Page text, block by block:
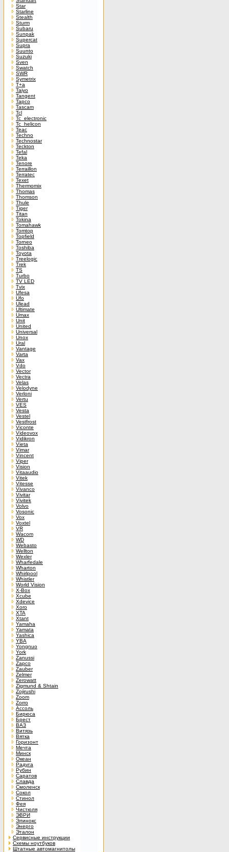
Star
Starline
Stealth
Sturm
Subaru
Sunpak
Supercat
Supra
Suunto
Suzuki
Sven
Swatch
SWR
Symetrix
T+a
Taiyo
Tangent
Tapco
Tascam
Tcl
Tc_electronic
Tc_helicon
Teac
Techno
Technostar
Teckton
Tefal
Teka
Tenore
Terraillon
Terratec
Texet
Thermomix
Thomas
Thomson
Thule
Tiger
Titan
Tokina
Tomahawk
Tomtop
Topfield
Torneo
Toshiba
Toyota
Treelogic
Trek
TS
Turbo
TV LED
Tvix
Ufesa
Ufo
Ulead
Ultimate
Umax
Unit
United
Universal
Unox
Ural
Vantage
Varta
Vax
Vdo
Vector
Vectra
Velas
Velodyne
Verloni
Vertu
VES
Vesta
Vestel
Vestfrost
Viconte
Videovox
Vidikron
Vieta
Vimar
Vincent
Viper
Vision
Vitaaudio
Vitek
Vitesse
Vivanco
Vivitar
Vivitek
Volvo
Vosonic
Vox
Voxtel
VR
Wacom
WD
Webasto
Wellton
Wexler
Wharfedale
Wharton
Whirlpool
Whistler
World Vision
X-Box
Xcube
Xdevice
Xoro
XTA
Xtant
Yamaha
Yamata
Yashica
YBA
Yongnuo
York
Zanussi
Zapco
Zauber
Zelmer
Zerowatt
Zigmund & Shtain
Zojirushi
Zoom
Zorro
Ассоль
Бирюса
Брест
ВАЗ
Витязь
Вятка
Горизонт
Мечта
Минск
Океан
Радуга
Рубин
Саратов
Славда
Смоленск
Сокол
Стинол
Фея
Чистюля
ЭВРИ
Элинокс
Энерго
Эталон
Сервисные инструкции
Схемы ноутбуков
Штатные автомагнитолы